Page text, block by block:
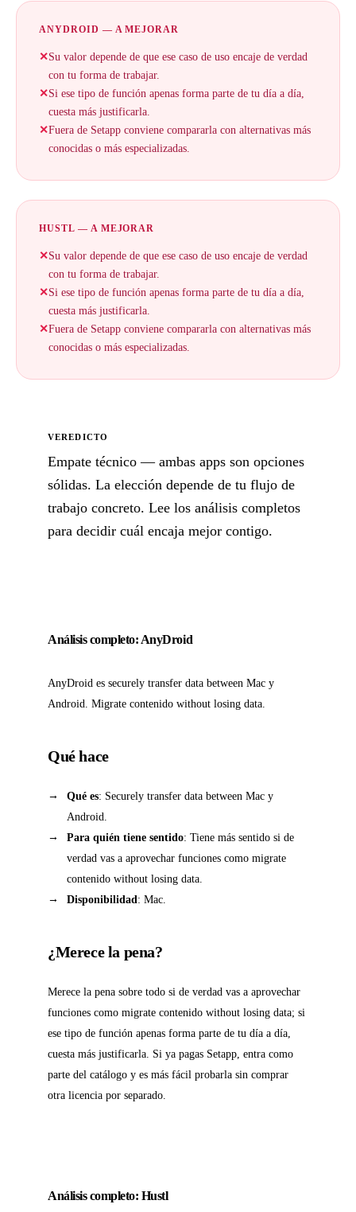
ANYDROID — A MEJORAR
✕Su valor depende de que ese caso de uso encaje de verdad
con tu forma de trabajar.
✕Si ese tipo de función apenas forma parte de tu día a día,
cuesta más justificarla.
✕Fuera de Setapp conviene compararla con alternativas más
conocidas o más especializadas.
HUSTL — A MEJORAR
✕Su valor depende de que ese caso de uso encaje de verdad
con tu forma de trabajar.
✕Si ese tipo de función apenas forma parte de tu día a día,
cuesta más justificarla.
✕Fuera de Setapp conviene compararla con alternativas más
conocidas o más especializadas.
VEREDICTO
Empate técnico — ambas apps son opciones
sólidas. La elección depende de tu flujo de
trabajo concreto. Lee los análisis completos
para decidir cuál encaja mejor contigo.
Análisis completo: AnyDroid
AnyDroid es securely transfer data between Mac y
Android. Migrate contenido without losing data.
Qué hace
Qué es: Securely transfer data between Mac y
Android.
Para quién tiene sentido: Tiene más sentido si de
verdad vas a aprovechar funciones como migrate
contenido without losing data.
Disponibilidad: Mac.
¿Merece la pena?
Merece la pena sobre todo si de verdad vas a aprovechar
funciones como migrate contenido without losing data; si
ese tipo de función apenas forma parte de tu día a día,
cuesta más justificarla. Si ya pagas Setapp, entra como
parte del catálogo y es más fácil probarla sin comprar
otra licencia por separado.
Análisis completo: Hustl